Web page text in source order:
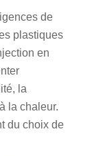
de
plastiques
en
la
la chaleur.
du choix de